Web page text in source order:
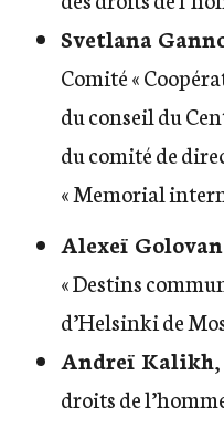
Svetlana
Comité «
du conseil du
du comité de
« Memorial
Alexeï
« Destins
d’Helsinki de
Andreï Kalikh
droits de